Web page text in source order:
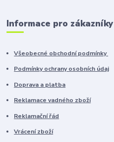
Informace pro zákazníky
Všeobecné obchodní podmínky
Podmínky ochrany osobních údaj
Doprava a platba
Reklamace vadného zboží
Reklamační řád
Vrácení zboží